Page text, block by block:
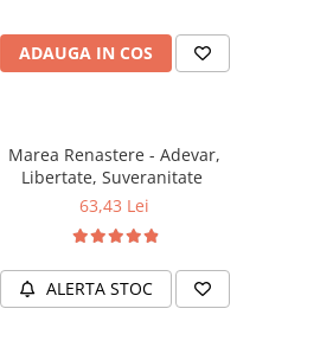
ADAUGA IN COS
Marea Renastere - Adevar,
Libertate, Suveranitate
63,43 Lei
ALERTA STOC